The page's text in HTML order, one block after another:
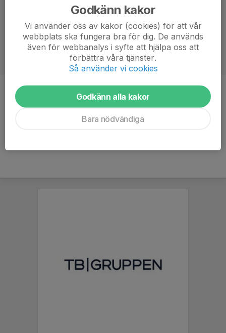
Titel
Ass. tränare
Ålder
46 år
Godkänn kakor
Vi använder oss av kakor (cookies) för att vår
webbplats ska fungera bra för dig. De används
även för webbanalys i syfte att hjälpa oss att
förbättra våra tjänster.
Så använder vi cookies
Godkänn alla kakor
Bara nödvändiga